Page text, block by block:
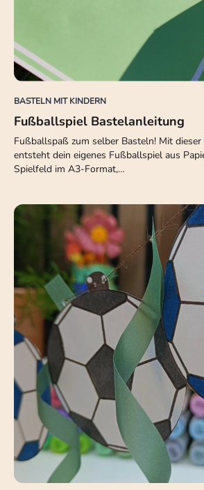
BASTELN MIT KINDERN
Fußballspiel Bastelanleitung
Fußballspaß zum selber Basteln! Mit
entsteht dein eigenes Fußballspiel aus
Spielfeld im A3-Format,…